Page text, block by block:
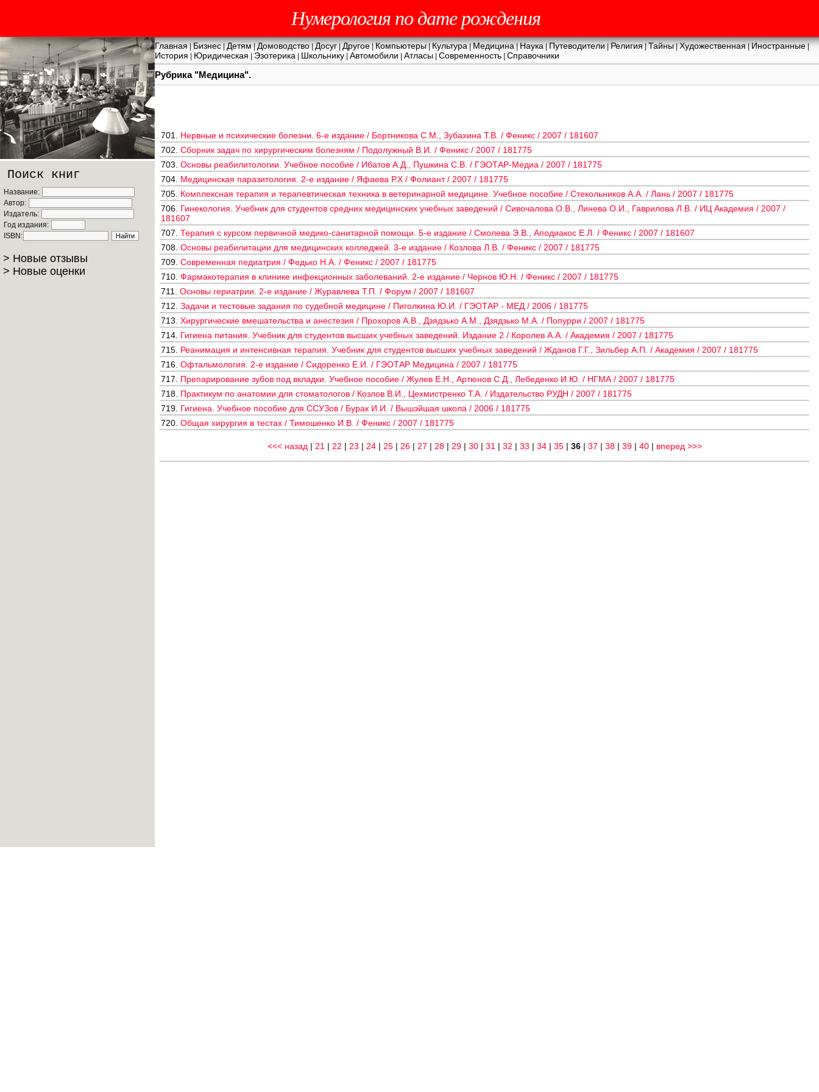
Нумерология по дате рождения
Главная|Бизнес|Детям|Домоводство|Досуг|Другое|Компьютеры|Культура|Медицина|Наука|Путеводители|Религия|Тайны|Художественная|Иностранные|
История Юридическая Эзотерика Школьнику Автомобили Атласы Современность Справочники
Рубрика "Медицина".
Поиск книг
Название:
Автор:
Издатель:
Год издания:
ISBN:
> Новые отзывы
> Новые оценки
701. Нервные и психические болезни. 6-е издание / Бортникова С.М., Зубахина Т.В. / Феникс / 2007 / 181607
702. Сборник задач по хирургическим болезням / Подолужный В.И. / Феникс / 2007 / 181775
703. Основы реабилитологии. Учебное пособие / Ибатов А.Д., Пушкина С.В. / ГЭОТАР-Медиа / 2007 / 181775
704. Медицинская паразитология. 2-е издание / Яфаева Р.Х / Фолиант / 2007 / 181775
705. Комплексная терапия и терапевтическая техника в ветеринарной медицине. Учебное пособие / Стекольников А.А. / Лань / 2007 / 181775
706. Гинекология. Учебник для студентов средних медицинских учебных заведений / Сивочалова О.В., Линева О.И., Гаврилова Л.В. / ИЦ Академия / 2007 /
181607
707. Терапия с курсом первичной медико-санитарной помощи. 5-е издание / Смолева Э.В., Аподиакос Е.Л. / Феникс / 2007 / 181607
708. Основы реабилитации для медицинских колледжей. 3-е издание / Козлова Л.В. / Феникс / 2007 / 181775
709. Современная педиатрия / Федько Н.А. / Феникс / 2007 / 181775
710. Фармакотерапия в клинике инфекционных заболеваний. 2-е издание / Чернов Ю.Н. / Феникс / 2007 / 181775
711. Основы гериатрии. 2-е издание / Журавлева Т.П. / Форум / 2007 / 181607
712. Задачи и тестовые задания по судебной медицине / Пиголкина Ю.И. / ГЭОТАР - МЕД / 2006 / 181775
713. Хирургические вмешательства и анестезия / Прохоров А.В., Дзядзько А.М., Дзядзько М.А. / Попурри / 2007 / 181775
714. Гигиена питания. Учебник для студентов высших учебных заведений. Издание 2 / Королев А.А. / Академия / 2007 / 181775
715. Реанимация и интенсивная терапия. Учебник для студентов высших учебных заведений / Жданов Г.Г., Зильбер А.П. / Академия / 2007 / 181775
716. Офтальмология. 2-е издание / Сидоренко Е.И. / ГЭОТАР Медицина / 2007 / 181775
717. Препарирование зубов под вкладки. Учебное пособие / Жулев Е.Н., Артюнов С.Д., Лебеденко И.Ю. / НГМА / 2007 / 181775
718. Практикум по анатомии для стоматологов / Козлов В.И., Цехмистренко Т.А. / Издательство РУДН / 2007 / 181775
719. Гигиена. Учебное пособие для ССУЗов / Бурак И.И. / Вышэйшая школа / 2006 / 181775
720. Общая хирургия в тестах / Тимошенко И.В. / Феникс / 2007 / 181775
<<< назад | 21 | 22 | 23 | 24| 25| 26| 27 | 28| 29| 30| 31 | 32 | 33 | 34| 35| 36| 37 | 38| 39| 40| вперед >>>